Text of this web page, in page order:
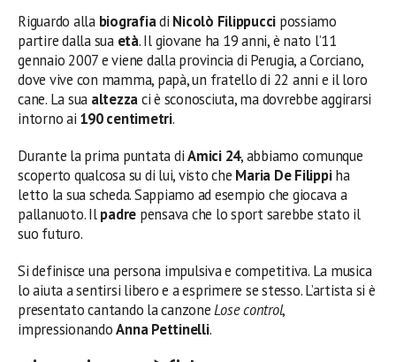
Riguardo allabiografiadi Nicolò Filippucci possiamo
partire dalla sua età. Il giovane ha 19 anni, è nato l’11
gennaio 2007 e viene dalla provincia di Perugia, a Corciano,
dove vive con mamma, papà, un fratello di 22 anni e il loro
cane. La sua altezzaci è sconosciuta, ma dovrebbe aggirarsi
intorno ai 190 centimetri.
Durante la prima puntata diAmici 24, abbiamo comunque
scoperto qualcosa su di lui, visto che Maria De Filippiha
letto la sua scheda. Sappiamo ad esempio che giocava a
pallanuoto. Ilpadre pensava che lo sport sarebbe stato il
suo futuro.
Si definisce una persona impulsiva e competitiva. La musica
lo aiuta a sentirsi libero e a esprimere se stesso. L’artista si è
presentato cantando la canzoneLose control,
impressionandoAnna Pettinelli.